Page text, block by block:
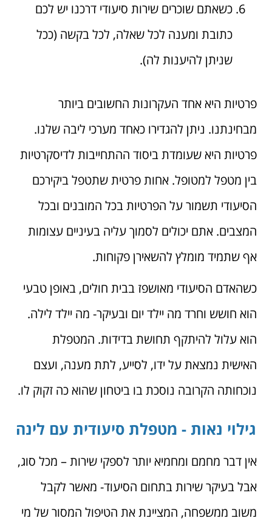
כשאתם שוכרים שירות סיעודי דרכנו יש לכם
כתובת ומענה לכל שאלה, לכל בקשה (ככל
שניתן להיענות לה).
פרטיות היא אחד העקרונות החשובים ביותר
מבחינתנו. ניתן להגדירו כאחד מערכי ליבה שלנו.
פרטיות היא שעומדת ביסוד ההתחייבות לדיסקרטיות
בין מטפל למטופל. אחות פרטית שתטפל ביקירכם
הסיעודי תשמור על הפרטיות בכל המובנים ובכל
המצבים. אתם יכולים לסמוך עליה בעיניים עצומות
אף שתמיד מומלץ להשאירן פקוחות.
כשהאדם הסיעודי מאושפז בבית חולים, באופן טבעי
הוא חושש וחרד מה יילד יום ובעיקר- מה יילד לילה.
הוא עלול להיתקף תחושת בדידות. המטפלת
האישית נמצאת על ידו, לסייע, לתת מענה, ועצם
נוכחותה הקרובה נוסכת בו ביטחון שהוא כה זקוק לו.
גילוי נאות - מטפלת סיעודית עם לינה
אין דבר מחמם ומחמיא יותר לספקי שירות – מכל סוג,
אבל בעיקר שירות בתחום הסיעוד- מאשר לקבל
משוב ממשפחה, המציינת את הטיפול המסור של מי